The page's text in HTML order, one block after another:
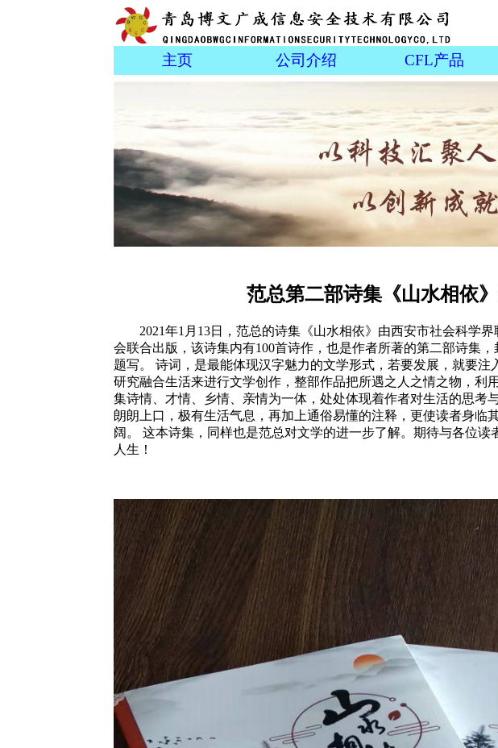
主页 公司介绍 CFL产品
范总第二部诗集《山水相依
2021年1月13日，范总的诗集《山水相依》由西安市社会科学界
会联合出版，该诗集内有100首诗作，也是作者所著的第二部诗集
题写。 诗词，是最能体现汉字魅力的文学形式，若要发展，就要注
研究融合生活来进行文学创作，整部作品把所遇之人之情之物，利
集诗情、才情、乡情、亲情为一体，处处体现着作者对生活的思考
朗朗上口，极有生活气息，再加上通俗易懂的注释，更使读者身临
阔。 这本诗集，同样也是范总对文学的进一步了解。期待与各位读
人生！